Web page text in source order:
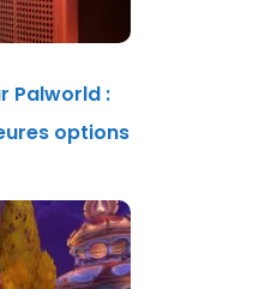
Palworld :
options